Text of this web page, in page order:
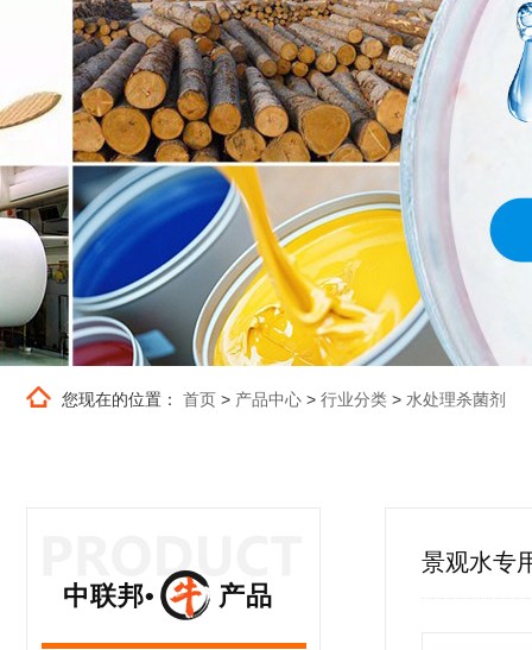
您现在的位置： 首页 > 产品中心 > 行业分类 > 水处理杀菌剂
中联邦• 产品
景观水专